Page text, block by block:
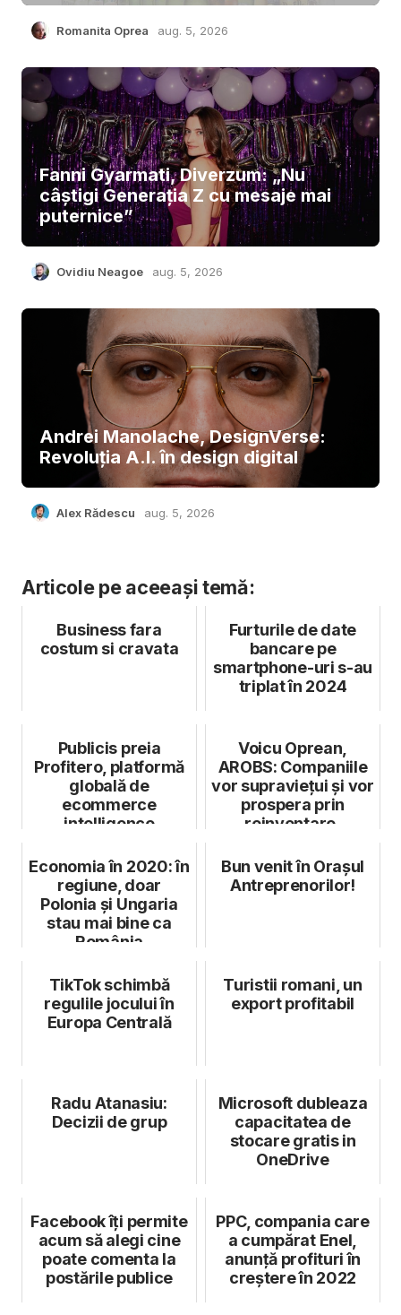
Romanita Oprea aug. 5, 2026
Fanni Gyarmati, Diverzum: „Nu
câștigi Generația Z cu mesaje mai
puternice”
Ovidiu Neagoe aug. 5, 2026
Andrei Manolache, DesignVerse:
Revoluția A.I. în design digital
Alex Rădescu aug. 5, 2026
Articole pe aceeași temă:
Business fara
costum si cravata
Furturile de date
bancare pe
smartphone-uri s-au
triplat în 2024
Publicis preia
Profitero, platformă
globală de
ecommerce
intelligence
Voicu Oprean,
AROBS: Companiile
vor supraviețui și vor
prospera prin
reinventare,
Economia în 2020: în
regiune, doar
Polonia și Ungaria
stau mai bine ca
România
Bun venit în Orașul
Antreprenorilor!
TikTok schimbă
regulile jocului în
Europa Centrală
Turistii romani, un
export profitabil
Radu Atanasiu:
Decizii de grup
Microsoft dubleaza
capacitatea de
stocare gratis in
OneDrive
Facebook îți permite
acum să alegi cine
poate comenta la
postările publice
PPC, compania care
a cumpărat Enel,
anunță profituri în
creștere în 2022